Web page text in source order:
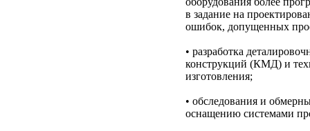
в задание на
ошибок, допущенных
• разработка
конструкций (КМД) и
изготовления;
• обследования и
оснащению системами